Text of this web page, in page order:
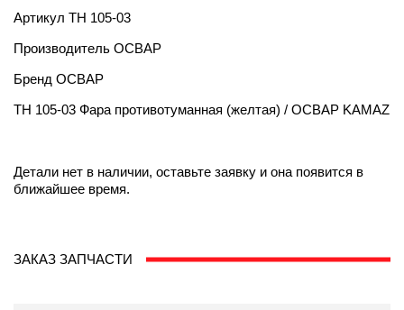
Артикул ТН 105-03
Производитель ОСВАР
Бренд ОСВАР
ТН 105-03 Фара противотуманная (желтая) / ОСВАР KAMAZ
Детали нет в наличии, оставьте заявку и она появится в
ближайшее время.
ЗАКАЗ ЗАПЧАСТИ